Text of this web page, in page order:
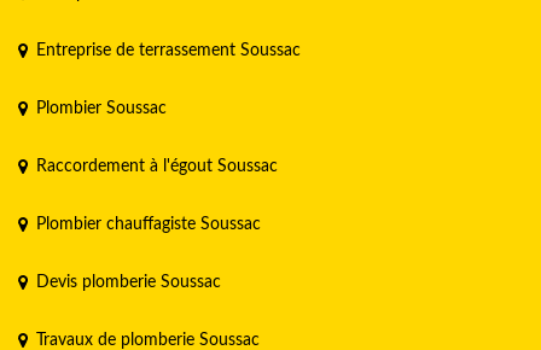
Entreprise de terrassement Soussac
Plombier Soussac
Raccordement à l'égout Soussac
Plombier chauffagiste Soussac
Devis plomberie Soussac
Travaux de plomberie Soussac